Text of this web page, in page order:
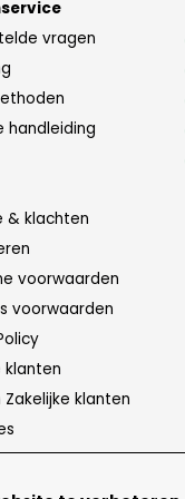
vragen
handleiding
& klachten
voorwaarden
voorwaarden
klanten
Zakelijke klanten